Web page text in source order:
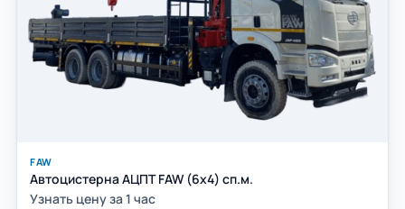
FAW
Автоцистерна АЦПТ FAW (6х4) сп.м.
Узнать цену за 1 час